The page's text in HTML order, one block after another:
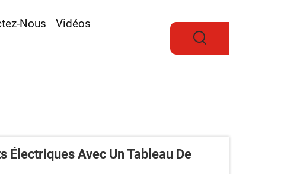
Nous Vidéos
Électriques Avec Un Tableau De